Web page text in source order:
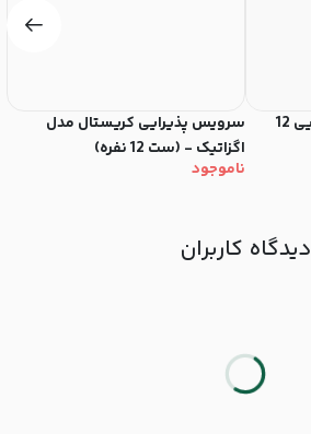
مدل مودنا - سرویس پذیرایی 12
سرویس پذیرایی کریستال مدل
اگزاتیک - (ست 12 نفره)
ناموجود
دیدگاه کاربران